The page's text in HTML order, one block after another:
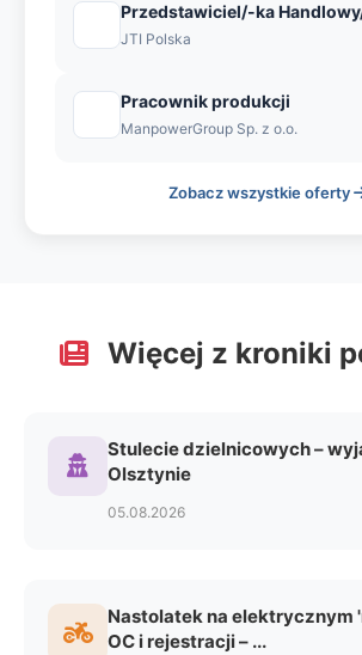
Przedstawiciel/-ka
JTI Polska
Pracownik produkcji
ManpowerGroup Sp. z o.o.
Zobacz wszystkie oferty
Więcej z kroniki
Stulecie dzielnicowych –
Olsztynie
05.08.2026
Nastolatek na elektrycznym
OC i rejestracji – ...